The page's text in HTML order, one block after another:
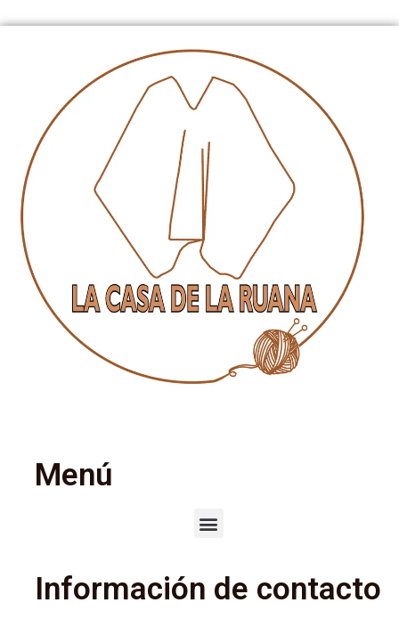
Menú
Información de contacto